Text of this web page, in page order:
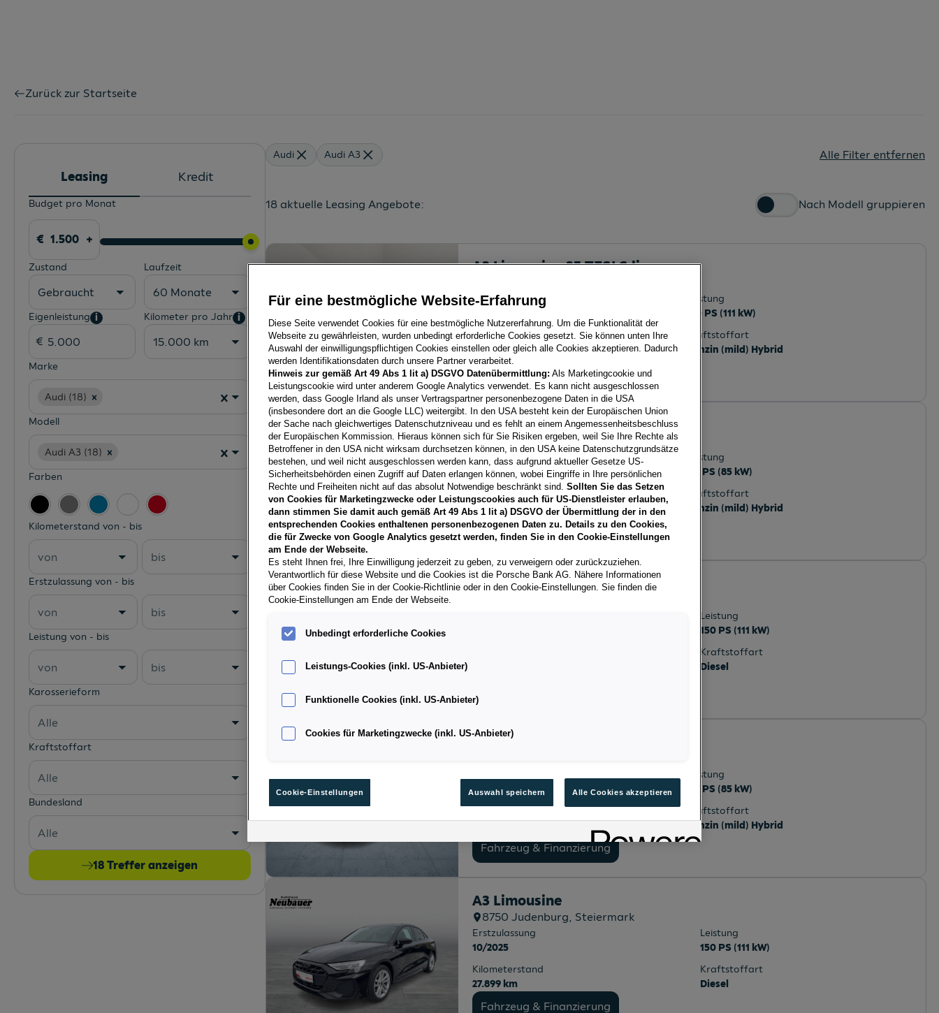
Zurück zur Startseite
Leasing Kredit
Budget pro Monat
Zustand
Gebraucht
Laufzeit
60 Monate
Eigenleistung i Kilometer pro Jahr i
15.000 km
Marke
Audi (18)
Modell
Audi A3 (18)
Farben
Kilometerstand von - bis
von bis
Erstzulassung von - bis
von bis
Leistung von - bis
von bis
Karosserieform
Alle
Kraftstoffart
Alle
Bundesland
Alle
18 Treffer anzeigen
Audi Audi A3 Alle Filter entfernen
18 aktuelle Leasing Angebote: Nach Modell gruppieren
A3 Limousine 35 TFSI S line
Erstzulassung
Leistung
150 PS (111 kW)
Kilometerstand
250 km
Kraftstoffart
Benzin (mild) Hybrid
Fahrzeug & Finanzierung
A3 Limousine 30 TFSI S line
8045 Graz, Steiermark
Erstzulassung
01/2026
Leistung
116 PS (85 kW)
Kilometerstand
201 km
Kraftstoffart
Benzin (mild) Hybrid
Fahrzeug & Finanzierung
A3 Limousine 35 TDI S line
Leistung
150 PS (111 kW)
Kraftstoffart
Diesel
A3 Limousine 30 TFSI S line
03/2026
Leistung
116 PS (85 kW)
Kraftstoffart
Benzin (mild) Hybrid
Fahrzeug & Finanzierung
A3 Limousine
8750 Judenburg, Steiermark
Erstzulassung
10/2025
Leistung
150 PS (111 kW)
Kilometerstand
27.899 km
Kraftstoffart
Diesel
Fahrzeug & Finanzierung
Für eine bestmögliche Website-Erfahrung
Diese Seite verwendet Cookies für eine bestmögliche Nutzererfahrung. Um die Funktionalität der
Webseite zu gewährleisten, wurden unbedingt erforderliche Cookies gesetzt. Sie können unten Ihre
Auswahl der einwilligungspflichtigen Cookies einstellen oder gleich alle Cookies akzeptieren. Dadurch
werden Identifikationsdaten durch unsere Partner verarbeitet.
Hinweis zur gemäß Art 49 Abs 1 lit a) DSGVO Datenübermittlung: Als Marketingcookie und
Leistungscookie wird unter anderem Google Analytics verwendet. Es kann nicht ausgeschlossen
werden, dass Google Irland als unser Vertragspartner personenbezogene Daten in die USA
(insbesondere dort an die Google LLC) weitergibt. In den USA besteht kein der Europäischen Union
der Sache nach gleichwertiges Datenschutzniveau und es fehlt an einem Angemessenheitsbeschluss
der Europäischen Kommission. Hieraus können sich für Sie Risiken ergeben, weil Sie Ihre Rechte als
Betroffener in den USA nicht wirksam durchsetzen können, in den USA keine Datenschutzgrundsätze
bestehen, und weil nicht ausgeschlossen werden kann, dass aufgrund aktueller Gesetze US-
Sicherheitsbehörden einen Zugriff auf Daten erlangen können, wobei Eingriffe in Ihre persönlichen
Rechte und Freiheiten nicht auf das absolut Notwendige beschränkt sind. Sollten Sie das Setzen
von Cookies für Marketingzwecke oder Leistungscookies auch für US-Dienstleister erlauben,
dann stimmen Sie damit auch gemäß Art 49 Abs 1 lit a) DSGVO der Übermittlung der in den
entsprechenden Cookies enthaltenen personenbezogenen Daten zu. Details zu den Cookies,
die für Zwecke von Google Analytics gesetzt werden, finden Sie in den Cookie-Einstellungen
am Ende der Webseite.
Es steht Ihnen frei, Ihre Einwilligung jederzeit zu geben, zu verweigern oder zurückzuziehen.
Verantwortlich für diese Website und die Cookies ist die Porsche Bank AG. Nähere Informationen
über Cookies finden Sie in der Cookie-Richtlinie oder in den Cookie-Einstellungen. Sie finden die
Cookie-Einstellungen am Ende der Webseite.
Unbedingt erforderliche Cookies
Leistungs-Cookies (inkl. US-Anbieter)
Funktionelle Cookies (inkl. US-Anbieter)
Cookies für Marketingzwecke (inkl. US-Anbieter)
Cookie-Einstellungen Auswahl speichern Alle Cookies akzeptieren